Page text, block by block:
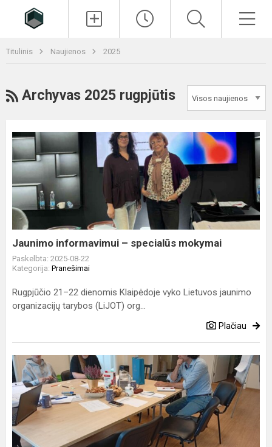
Titulinis Naujienos 2025
RSS
Archyvas 2025 rugpjūtis
Jaunimo
informavimui
–
specialūs
mokymai
Jaunimo informavimui – specialūs mokymai
Paskelbta: 2025-08-22
Kategorija: Pranešimai
Rugpjūčio 21–22 dienomis Klaipėdoje vyko Lietuvos jaunimo
organizacijų tarybos (LiJOT) org...
Plačiau
Jaunimas
kuria
ateitį
kartu!